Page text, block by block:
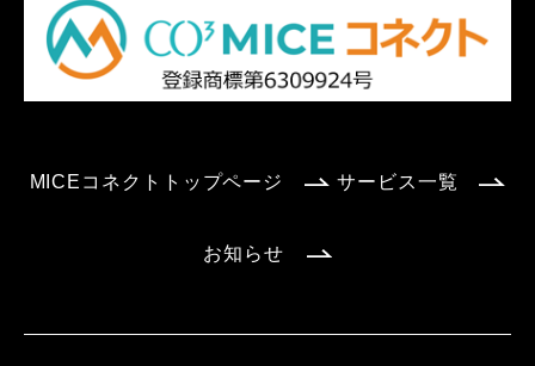
MICEコネクトトップページ サービス一覧
お知らせ